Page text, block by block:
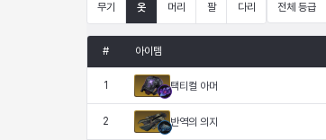
무기 옷 머리 팔 다리 전체 등급
# 아이템
1 택티컬 아머
2 반역의 의지